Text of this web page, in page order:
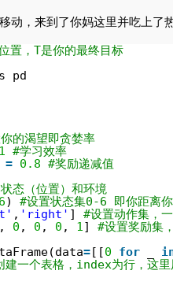
动，来到了你妈这里并吃上了
，T是你的最终目标
pd
的渴望即贪婪率
#学习效率
= 0.8 #奖励递减值
态（位置）和环境
6) #设置状态集0-6 即你距离
, 'right' ] #设置动作集，
, 0 , 0 , 0 , 1] #设置奖励集
=[[0 for
一个表格，index为行，这里